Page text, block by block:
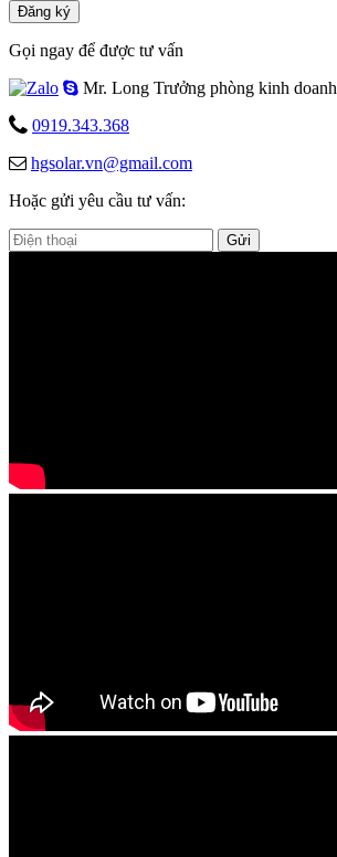
Đăng ký
Gọi ngay để được tư vấn
Mr. Long Trưởng phòng kinh doanh
0919.343.368
hgsolar.vn@gmail.com
Hoặc gửi yêu cầu tư vấn:
Gửi